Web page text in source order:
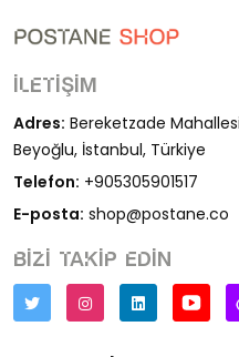
İletişim
Adres: Bereketzade
Beyoğlu, İstanbul, Türkiye
Telefon: +905305901517
E-posta: shop@postane.co
Bizi takip edin